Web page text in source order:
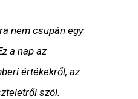
nem csupán egy
a nap az
értékekről, az
szól.